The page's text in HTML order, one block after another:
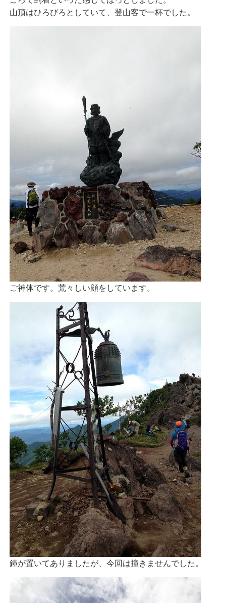
山頂はひろびろとしていて、登山客で一杯でした。
ご神体です。荒々しい顔をしています。
鐘が置いてありましたが、今回は撞きませんでした。